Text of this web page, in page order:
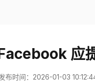
应
布时间：2026-01-03